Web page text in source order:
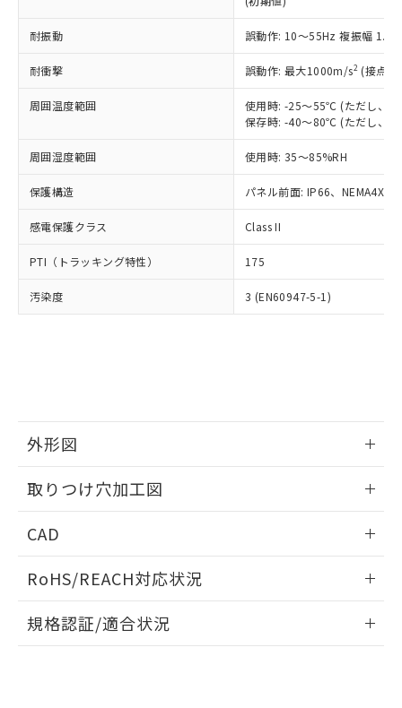
耐振動 誤動作: 10～55Hz 複振幅
耐衝撃 誤動作: 最大1000m/s2 (接点
周囲温度範囲
使用時: -25～55℃ (ただし、氷
保存時: -40～80℃ (ただし、氷
周囲湿度範囲 使用時: 35～85%RH
保護構造 パネル前面: IP66、NEMA4X,
感電保護クラス Class II
PTI（トラッキング特性） 175
汚染度 3 (EN60947-5-1)
外形図
取りつけ穴加工図
CAD
ドすることができます。
ログイン/会員登録
RoHS/REACH対応状況
EU RoHS 注意事項・凡例
規格認証/適合状況
正式な納期状況および標準価格はお客
様のお取引先、またはお客様担当のオ
オムロン制御機器販売店や当社販売拠
販売ネットワーク
」をご確認
在庫状況および標準価格結果を当社の
事前の承諾なく第三者に漏洩または開
示しないようお願いします。
マイパーツ機能（部品リスト作成サー
ビス）をご利用いただくには、I-Web
メンバーズにご登録されている必要が
あります。
登録された部品リストについて、当社
の共同利用に関して"
の「1.共同利
(PBDE) 1000ppm以下、フタル酸ビス(2-エチルヘキシ
ル) (DEHP)(別名：DOP) 1000ppm以下、フタル酸ブチ
ルベンジル（BBP） 1000ppm以下、フタル酸ジブチル
（DBP） 1000ppm以下、フタル酸ジイソブチル
但し、RoHS指令で産業用監視および制御機器に対する
フタル酸エステル類の４物質については閾値を超える意
図的な使用がないことを確認しています。
※2 対応予定月
部品在庫の切り替え状況などにより、予定
月が前後することがあります。
※3 非含有証明書ダウンロード
るもので、過去に遡って非含有を証明する
ものではありません。
また、RoHS指令のフタル酸エステル類４
既に当社にて対応品への在庫切替を完了
していることから、特段のことがない限
り、2022年1月12日より割愛しておりま
す。
ニル類) : 1000ppm、 PBDEs(ポリ臭化ジフェニルエーテ
DBP(フタル酸ジブチル) : 1000ppm、 DIBP(フタル酸ジ
DEHP(フタル酸ビス(2-エチルヘキシル)) : 1000ppm
「ｅ」：有害物質（10物質）のすべてが基
準値以下であることを示します。
「10」：通常の使用状況下において有害物
質が外部に漏えいし、環境に深刻な影響を
及ぼさない年数を意味します。
「－」：未確認です。当社販売部門へお問
当社は規制貨物を破棄する場合は、完
全に破砕するなど、違法に輸出されな
いよう必要な手段を講じます。
当社は貴社製品を、核兵器、ミサイ
ル、化学兵器、生物兵器またはその他
武器並びにこれらの製造装置等に一切
当社は、貴社製品を第三者に販売する
場合は、上記1、2および3の内容を当
該第三者に通知します。また当社は、
販売先および販売に係わる関係者が違
法に輸出するおそれがある場合は、取
り引きをいたしません。
一定数以上の在庫あり
一定数には満たないが在庫あり
いては、お客様のお取引先、ま
たはお客様担当のオムロン制御
機器販売店・当社販売員にご確
白
受注生産機種、また在庫状況の
情報を公開していない機種